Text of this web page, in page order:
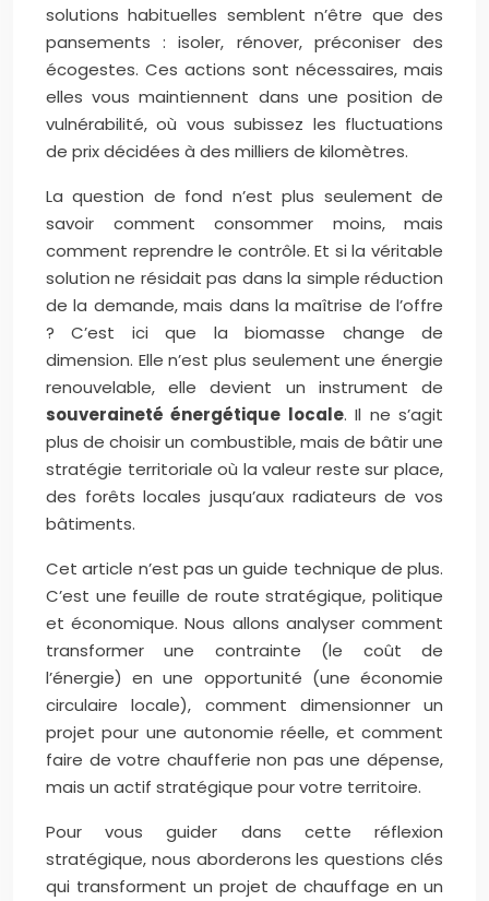
solutions habituelles semblent n’être que des
pansements : isoler, rénover, préconiser des
écogestes. Ces actions sont nécessaires, mais
elles vous maintiennent dans une position de
vulnérabilité, où vous subissez les fluctuations
de prix décidées à des milliers de kilomètres.
La question de fond n’est plus seulement de
savoir comment consommer moins, mais
comment reprendre le contrôle. Et si la véritable
solution ne résidait pas dans la simple réduction
de la demande, mais dans la maîtrise de l’offre
? C’est ici que la biomasse change de
dimension. Elle n’est plus seulement une énergie
renouvelable, elle devient un instrument de
souveraineté énergétique locale. Il ne s’agit
plus de choisir un combustible, mais de bâtir une
stratégie territoriale où la valeur reste sur place,
des forêts locales jusqu’aux radiateurs de vos
bâtiments.
Cet article n’est pas un guide technique de plus.
C’est une feuille de route stratégique, politique
et économique. Nous allons analyser comment
transformer une contrainte (le coût de
l’énergie) en une opportunité (une économie
circulaire locale), comment dimensionner un
projet pour une autonomie réelle, et comment
faire de votre chaufferie non pas une dépense,
mais un actif stratégique pour votre territoire.
Pour vous guider dans cette réflexion
stratégique, nous aborderons les questions clés
qui transforment un projet de chauffage en un